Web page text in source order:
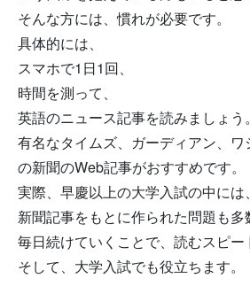
そんな方には、慣れが必要です。
具体的には、
スマホで1日1回、
時間を測って、
英語のニュース記事を読みましょう。
有名なタイムズ、ガーディアン、
の新聞のWeb記事がおすすめです。
実際、早慶以上の大学入試の中には、
新聞記事をもとに作られた問題も多
毎日続けていくことで、読むスピー
そして、大学入試でも役立ちます。